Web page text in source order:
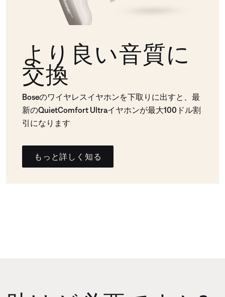
より良い音質に
交換
Boseのワイヤレスイヤホンを下取りに出すと、最
新のQuietComfort Ultraイヤホンが最大100ドル割
引になります
もっと詳しく知る